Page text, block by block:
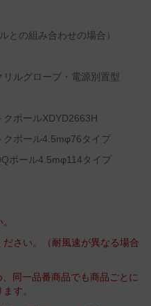
との組み合わせの場合）
ルグローブ・電源別置型
クポールXDYD2663H
クポール4.5mφ76タイプ
ポール4.5mφ114タイプ
さい。（耐風速が異なる場合
同一品番商品でも商品ごとに
す。